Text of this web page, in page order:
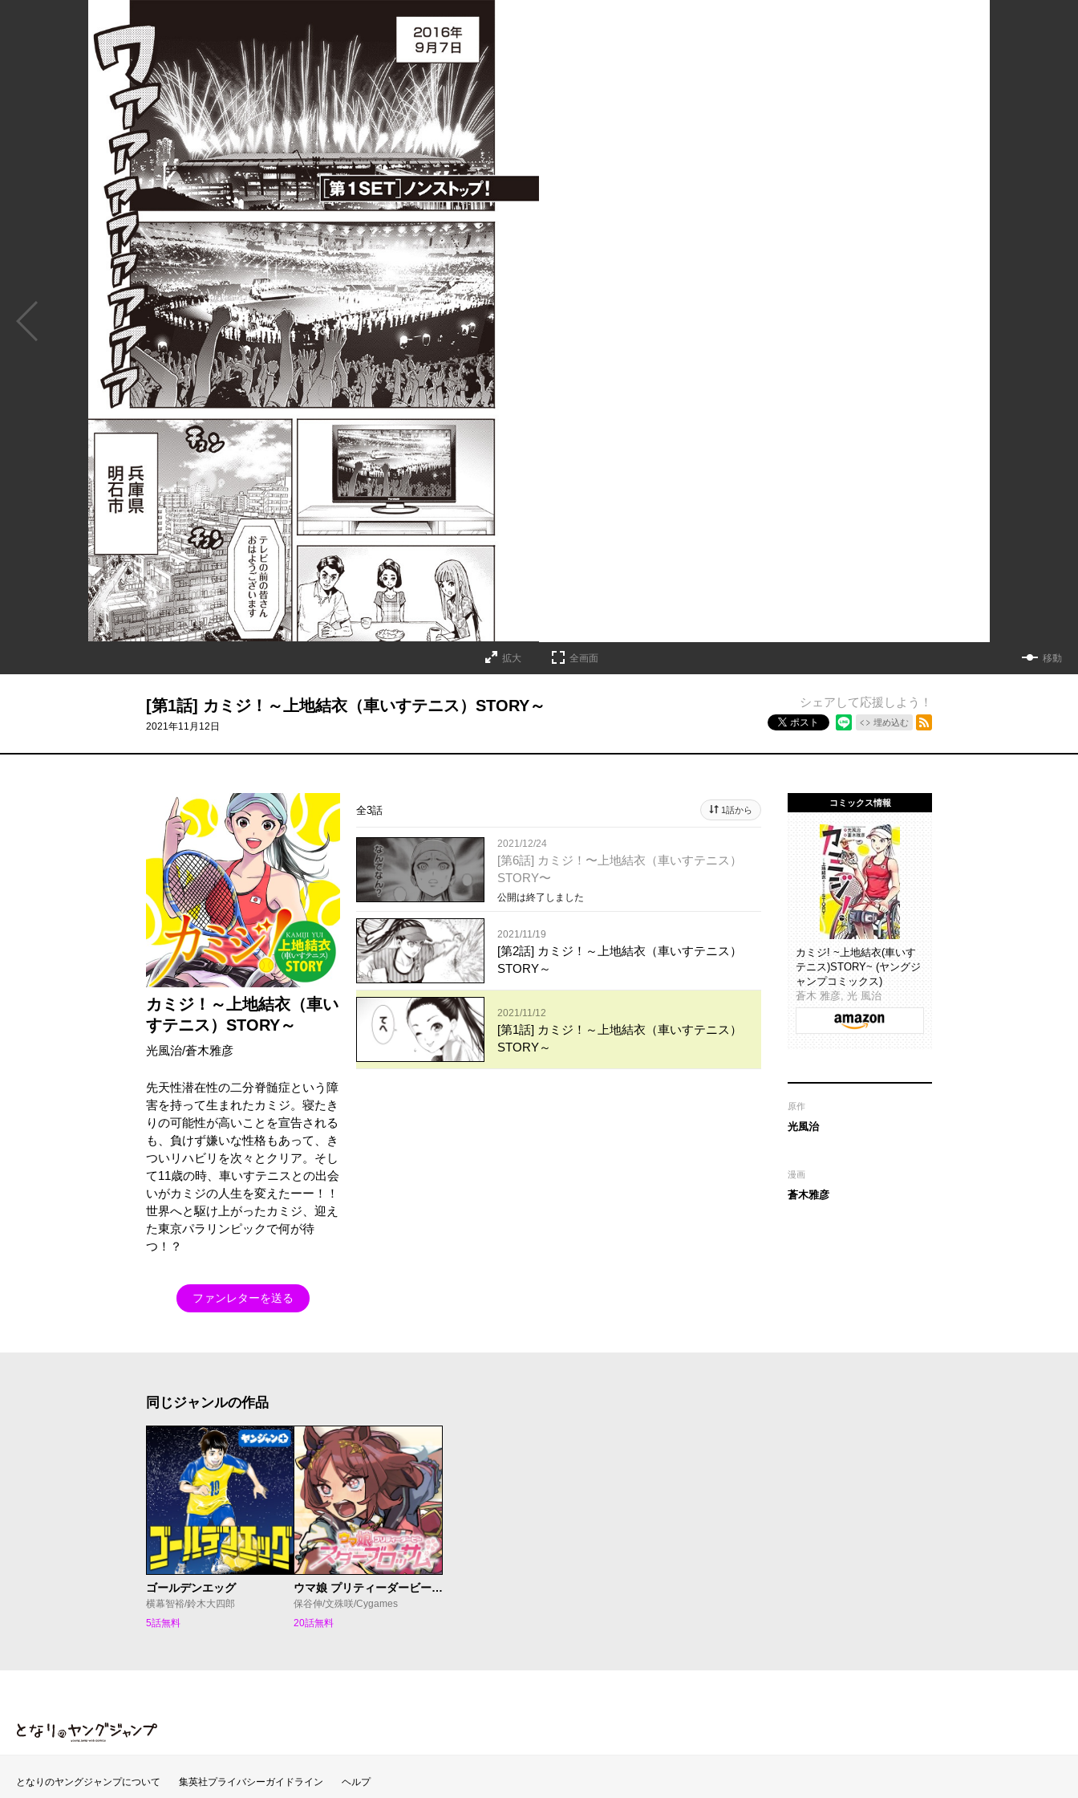
拡大 全画面 移動
[第1話] カミジ！～上地結衣（車いすテニス）STORY～
2021年11月12日
シェアして応援しよう！
ポスト 埋め込む
カミジ！～上地結衣（車い
すテニス）STORY～
光風治/蒼木雅彦
先天性潜在性の二分脊髄症という障
害を持って生まれたカミジ。寝たき
りの可能性が高いことを宣告される
も、負けず嫌いな性格もあって、き
ついリハビリを次々とクリア。そし
て11歳の時、車いすテニスとの出会
いがカミジの人生を変えたーー！！
世界へと駆け上がったカミジ、迎え
た東京パラリンピックで何が待
つ！？
ファンレターを送る
全3話 1話から
2021/12/24
[第6話] カミジ！〜上地結衣（車いすテニス）
STORY〜
公開は終了しました
2021/11/19
[第2話] カミジ！～上地結衣（車いすテニス）
STORY～
2021/11/12
[第1話] カミジ！～上地結衣（車いすテニス）
STORY～
コミックス情報
カミジ! ~上地結衣(車いす
テニス)STORY~ (ヤングジ
ャンプコミックス)
蒼木 雅彦, 光 風治
原作
光風治
漫画
蒼木雅彦
同じジャンルの作品
ゴールデンエッグ
横幕智裕/鈴木大四郎
5話無料
ウマ娘 プリティーダービー スターブロッサム
保谷伸/文殊咲/Cygames
20話無料
となりのヤングジャンプ
となりのヤングジャンプについて 集英社プライバシーガイドライン ヘルプ